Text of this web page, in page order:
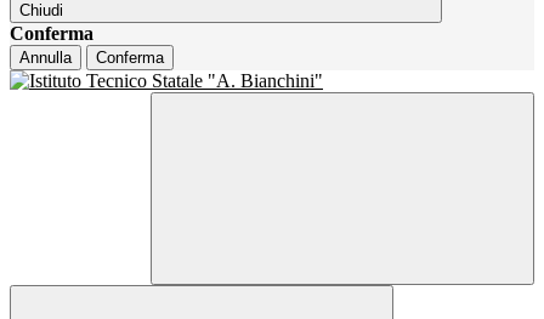
Chiudi
Conferma
Annulla Conferma